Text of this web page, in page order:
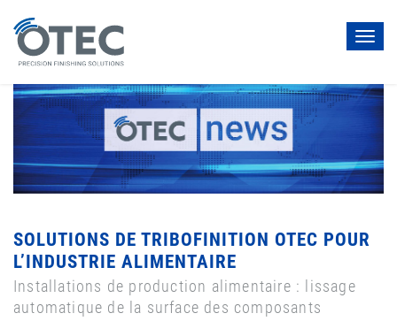
SOLUTIONS DE TRIBOFINITION OTEC POUR
L’INDUSTRIE ALIMENTAIRE
Installations de production alimentaire : lissage
automatique de la surface des composants